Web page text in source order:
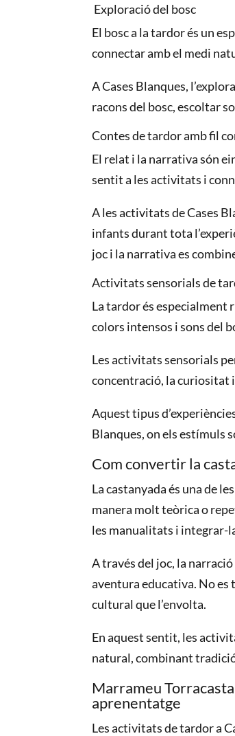
Exploració del bosc
El bosc a la tardor és un
connectar amb el medi
A Cases Blanques,
racons del bosc, escoltar
Contes de tardor amb fil
El relat i la narrativa són
sentit a les activitats i
A les activitats de Cases
infants durant tota
joc i la narrativa es
Activitats sensorials de
La tardor és especialment
colors intensos i sons del
Les activitats sensorials
concentració, la curiositat
Aquest tipus
Blanques, on els estímuls
Com convertir la
La castanyada és una de
manera molt teòrica o
les manualitats i integrar-
A través del joc, la
aventura educativa. No es
cultural que l’envolta.
En aquest sentit, les
natural, combinant
Marrameu
aprenentatge
Les activitats de tardor a